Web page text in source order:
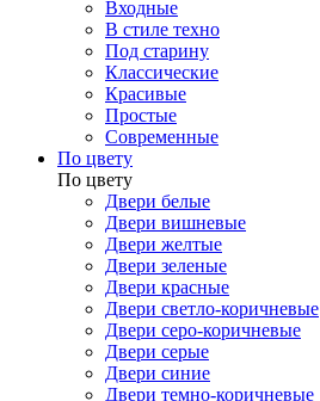
Входные
В стиле техно
Под старину
Классические
Красивые
Простые
Современные
По цвету
По цвету
Двери белые
Двери вишневые
Двери желтые
Двери зеленые
Двери красные
Двери светло-коричневые
Двери серо-коричневые
Двери серые
Двери синие
Двери темно-коричневые